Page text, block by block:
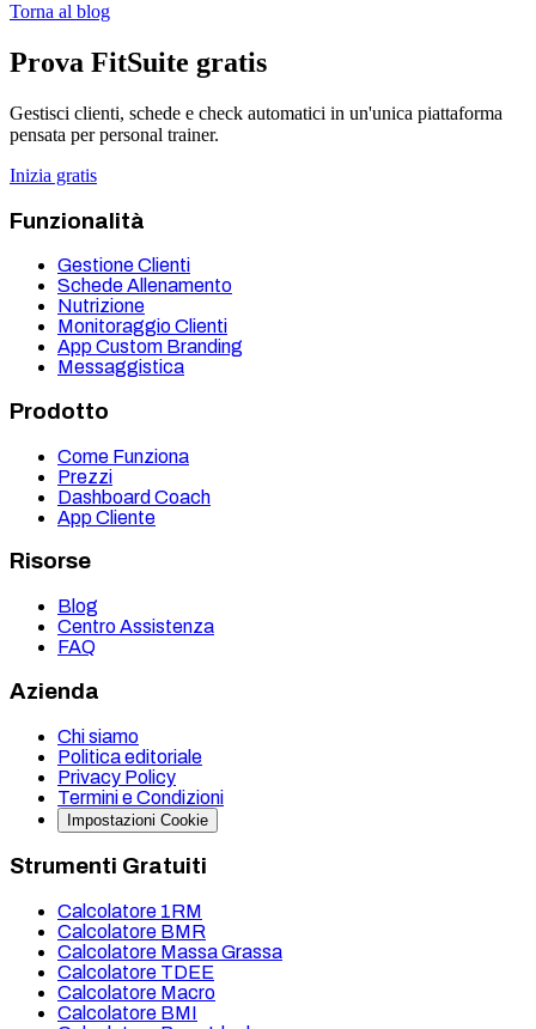
Torna al blog
Prova FitSuite gratis
Gestisci clienti, schede e check automatici in un'unica piattaforma
pensata per personal trainer.
Inizia gratis
Funzionalità
Gestione Clienti
Schede Allenamento
Nutrizione
Monitoraggio Clienti
App Custom Branding
Messaggistica
Prodotto
Come Funziona
Prezzi
Dashboard Coach
App Cliente
Risorse
Blog
Centro Assistenza
FAQ
Azienda
Chi siamo
Politica editoriale
Privacy Policy
Termini e Condizioni
Impostazioni Cookie
Strumenti Gratuiti
Calcolatore 1RM
Calcolatore BMR
Calcolatore Massa Grassa
Calcolatore TDEE
Calcolatore Macro
Calcolatore BMI